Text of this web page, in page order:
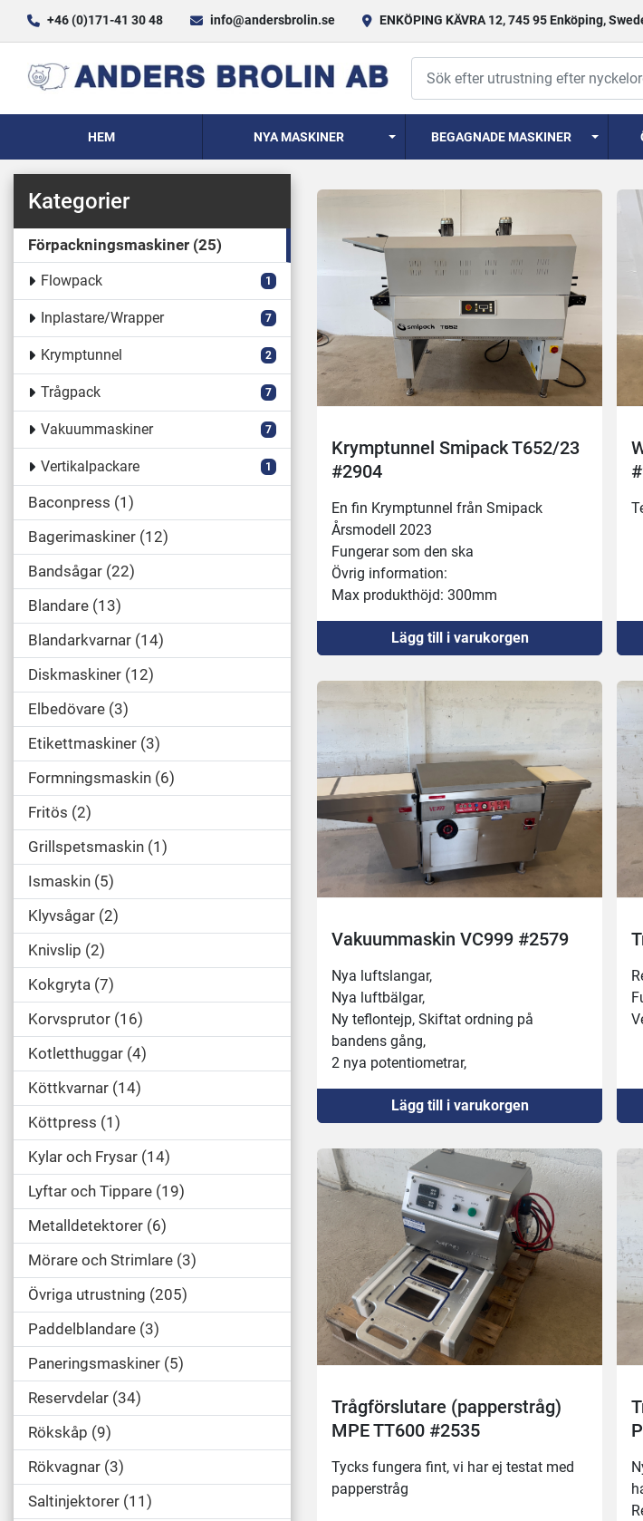
+46 (0)171-41 30 48 info@andersbrolin.se ENKÖPING KÄVRA 12, 745 95 Enköping,
HEM NYA MASKINER BEGAGNADE MASKINER
Kategorier
Förpackningsmaskiner 25
Flowpack 1
Inplastare/Wrapper 7
Krymptunnel 2
Trågpack 7
Vakuummaskiner 7
Vertikalpackare 1
Baconpress 1
Bagerimaskiner 12
Bandsågar 22
Blandare 13
Blandarkvarnar 14
Diskmaskiner 12
Elbedövare 3
Etikettmaskiner 3
Formningsmaskin 6
Fritös 2
Grillspetsmaskin 1
Ismaskin 5
Klyvsågar 2
Knivslip 2
Kokgryta 7
Korvsprutor 16
Kotletthuggar 4
Köttkvarnar 14
Köttpress 1
Kylar och Frysar 14
Lyftar och Tippare 19
Metalldetektorer 6
Mörare och Strimlare 3
Övriga utrustning 205
Paddelblandare 3
Paneringsmaskiner 5
Reservdelar 34
Rökskåp 9
Rökvagnar 3
Saltinjektorer 11
Krymptunnel Smipack T652/23
#2904
En fin Krymptunnel från Smipack
Årsmodell 2023
Fungerar som den ska
Övrig information:
Max produkthöjd: 300mm
Transportband hastighet: 2 till 14,5
Max värme: 200c
Mått: (L × B × H): 1910 × 1045 × 1565
32A kontakt
Lägg till i varukorgen
Vakuummaskin VC999 #2579
Nya luftslangar,
Nya luftbälgar,
Ny teflontejp, Skiftat ordning på
bandens gång,
2 nya potentiometrar,
Bytt ingående lufttrycksregulator,
Ny olja i vakuumpump,
Nya silikonlister under svetsbalkarna,
1 ny brytare till nödstopp,
Renoverat/rengjort vakuum och
tryckventil.
Lägg till i varukorgen
Trågförslutare (papperstråg)
MPE TT600 #2535
Tycks fungera fint, vi har ej testat med
papperstråg